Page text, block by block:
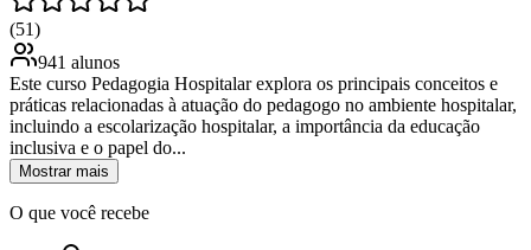
(51)
941 alunos
Este curso Pedagogia Hospitalar explora os principais conceitos e
práticas relacionadas à atuação do pedagogo no ambiente hospitalar,
incluindo a escolarização hospitalar, a importância da educação
inclusiva e o papel do...
Mostrar mais
O que você recebe